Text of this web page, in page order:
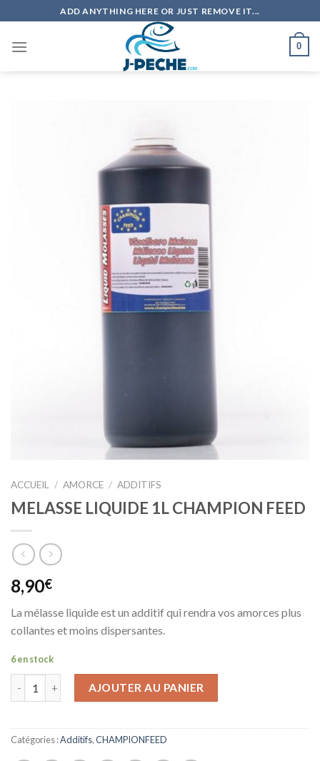
to
content
ADD ANYTHING HERE OR JUST REMOVE IT...
0
ACCUEIL / AMORCE / ADDITIFS
MELASSE LIQUIDE 1L CHAMPION FEED
8,90€
La mélasse liquide est un additif qui rendra vos amorces plus
collantes et moins dispersantes.
6 en stock
AJOUTER AU PANIER
Catégories :Additifs,CHAMPIONFEED